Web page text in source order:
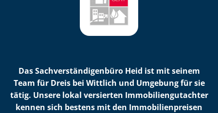
Das Sach­ver­stän­di­gen­bü­ro Heid ist mit seinem
Team für Dreis bei Wittlich und Umgebung für sie
tätig. Unsere lokal versierten Im­mo­bi­li­en­gut­ach­ter
kennen sich bestens mit den Im­mo­bi­li­en­prei­sen